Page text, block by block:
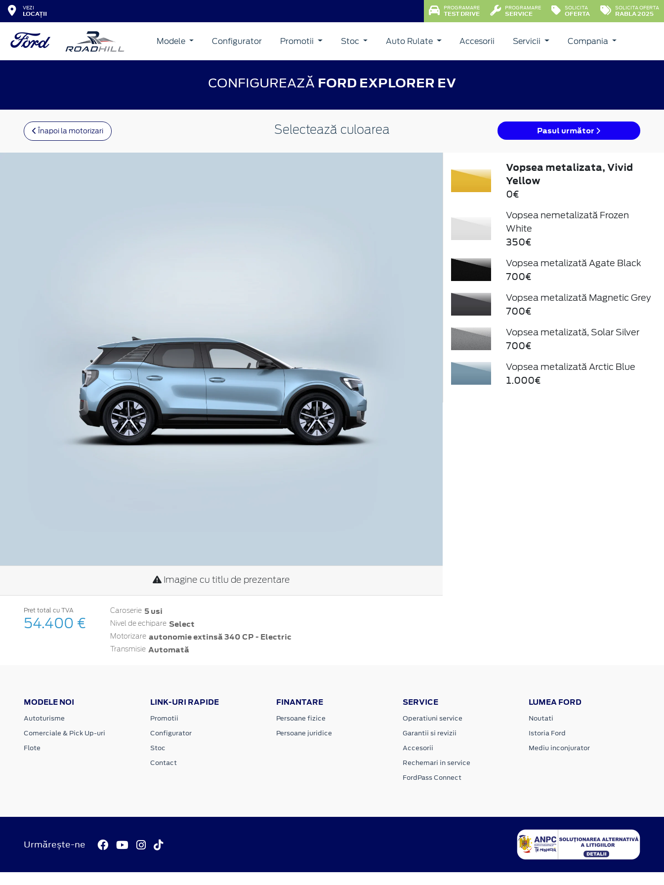
VEZI
LOCAȚII
PROGRAMARE
TEST DRIVE
PROGRAMARE
SERVICE
SOLICITA
OFERTA
SOLICITA OFERTA
RABLA 2025
Modele Configurator Promotii Stoc Auto Rulate Accesorii Servicii Compania
CONFIGUREAZĂ FORD EXPLORER EV
Înapoi la motorizari Selectează culoarea Pasul următor
Imagine cu titlu de prezentare
Pret total cu TVA
54.400 €
Caroserie 5 usi
Nivel de echipare Select
Motorizare autonomie extinsă 340 CP - Electric
Transmisie Automată
Vopsea metalizata, Vivid
Yellow
0€
Vopsea nemetalizată Frozen
White
350€
Vopsea metalizată Agate Black
700€
Vopsea metalizată Magnetic Grey
700€
Vopsea metalizată, Solar Silver
700€
Vopsea metalizată Arctic Blue
1.000€
MODELE NOI
Autoturisme
Comerciale & Pick Up-uri
Flote
LINK-URI RAPIDE
Promotii
Configurator
Stoc
Contact
FINANTARE
Persoane fizice
Persoane juridice
SERVICE
Operatiuni service
Garantii si revizii
Accesorii
Rechemari in service
FordPass Connect
LUMEA FORD
Noutati
Istoria Ford
Mediu inconjurator
Urmărește-ne